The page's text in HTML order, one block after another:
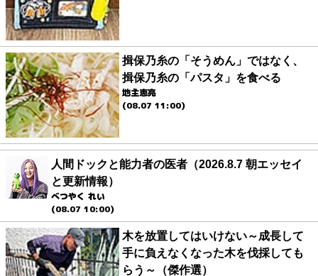
揖保乃糸の「そうめん」ではなく、
揖保乃糸の「パスタ」を食べる
地主恵亮
(08.07 11:00)
人間ドックと能力者の医者（2026.8.7 朝エッセイ
と更新情報）
べつやく れい
(08.07 10:00)
木を放置してはいけない～成長して
手に負えなくなった木を伐採しても
らう～（傑作選）